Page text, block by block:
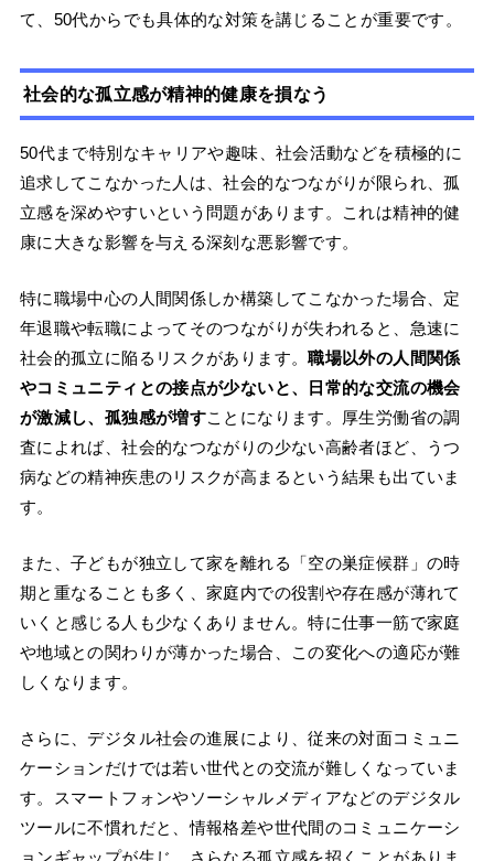
て、50代からでも具体的な対策を講じることが重要です。
社会的な孤立感が精神的健康を損なう
50代まで特別なキャリアや趣味、社会活動などを積極的に
追求してこなかった人は、社会的なつながりが限られ、孤
立感を深めやすいという問題があります。これは精神的健
康に大きな影響を与える深刻な悪影響です。
特に職場中心の人間関係しか構築してこなかった場合、定
年退職や転職によってそのつながりが失われると、急速に
社会的孤立に陥るリスクがあります。職場以外の人間関係
やコミュニティとの接点が少ないと、日常的な交流の機会
が激減し、孤独感が増すことになります。厚生労働省の調
査によれば、社会的なつながりの少ない高齢者ほど、うつ
病などの精神疾患のリスクが高まるという結果も出ていま
す。
また、子どもが独立して家を離れる「空の巣症候群」の時
期と重なることも多く、家庭内での役割や存在感が薄れて
いくと感じる人も少なくありません。特に仕事一筋で家庭
や地域との関わりが薄かった場合、この変化への適応が難
しくなります。
さらに、デジタル社会の進展により、従来の対面コミュニ
ケーションだけでは若い世代との交流が難しくなっていま
す。スマートフォンやソーシャルメディアなどのデジタル
ツールに不慣れだと、情報格差や世代間のコミュニケーシ
ョンギャップが生じ、さらなる孤立感を招くことがありま